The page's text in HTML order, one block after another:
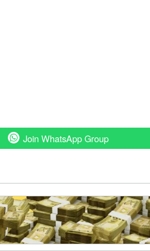
Join WhatsApp Group